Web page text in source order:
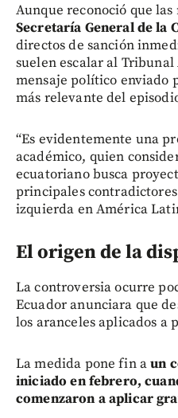
Aunque reconoció que
Secretaría General de la
directos de sanción
suelen escalar al
mensaje político enviado
más relevante del
“Es evidentemente una
académico, quien
ecuatoriano busca
principales
izquierda en América
El origen de la
La controversia ocurre
Ecuador anunciara que
los aranceles aplicados a
La medida pone fin aun
iniciado en febrero,
comenzaron a aplicar